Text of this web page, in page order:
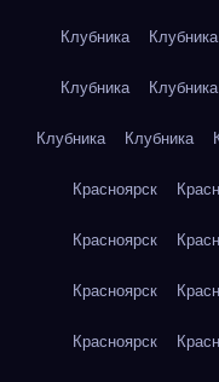
Клубника Клубника
Клубника Клубника
Клубника Клубника
Красноярск
Красноярск
Красноярск
Красноярск